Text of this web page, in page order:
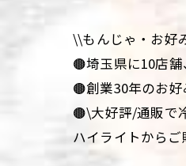
\\もんじゃ・お
🟤埼玉県に10店
🟤創業30年のお
🟤\大好評/通販で
ハイライトからご